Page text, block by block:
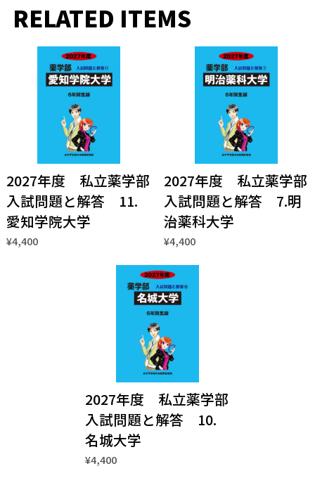
RELATED ITEMS
2027年度 私立薬学部
入試問題と解答 11.
愛知学院大学
¥4,400
2027年度 私立薬学部
入試問題と解答 7.明
治薬科大学
¥4,400
2027年度 私立薬学部
入試問題と解答 10.
名城大学
¥4,400